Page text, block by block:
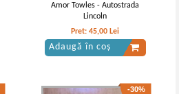
Amor Towles - Autostrada
Lincoln
Pret:45,00 Lei
Adaugă în coș
-30%